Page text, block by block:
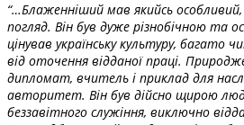
“…Блаженніший мав якийсь
погляд. Він був дуже різнобічною та
цінував українську культуру, багато
від оточення відданої праці.
дипломат, вчитель і приклад для
авторитет. Він був дійсно щирою
беззавітного служіння, виключно